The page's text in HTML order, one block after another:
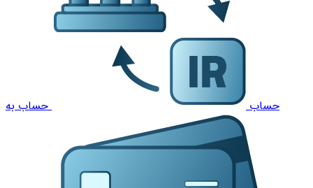
حساب حساب به